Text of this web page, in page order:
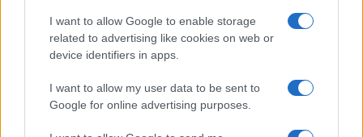
I want to allow Google to enable storage
related to advertising like cookies on web or
device identifiers in apps.
I want to allow my user data to be sent to
Google for online advertising purposes.
Θρήνος για τον Λιονέλ Μέσι – Πέθανε ο
πατέρας του, Χόρχε
Ελίζαμπεθ Ελέτσι και Νεκτάριος Λεμονίδης
πήγαν στον Άγιο Νεκτάριο Βούλας για να
πάρουν την ευχή για τον γιο τους
Τζο Μπάιντεν: «Ο καρκίνος έχει εξαπλωθεί,